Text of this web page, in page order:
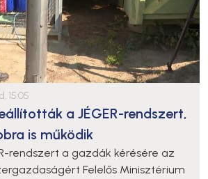
15:05
a JÉGER-rendszert,
is működik
rendszert a gazdák kérésére az
Felelős Minisztérium